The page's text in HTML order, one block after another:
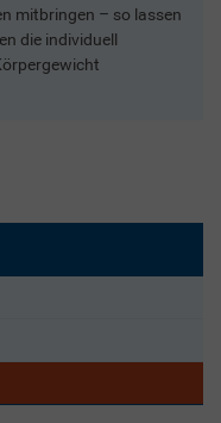
mitbringen – so lassen
die individuell